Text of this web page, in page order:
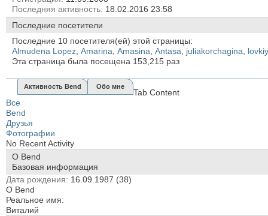
Последняя активность 18.02.2016 23:58
Последние посетители
Последние 10 посетителя(ей) этой страницы:
Almudena Lopez, Amarina, Amasina, Antasa, juliakorchagina,
Эта страница была посещена 153,215 раз
Активность Bend Обо мне
Tab Content
Все
Bend
Друзья
Фотографии
No Recent Activity
О Bend
Базовая информация
Дата рождения
16.09.1987 (38)
О Bend
Реальное имя:
Виталий